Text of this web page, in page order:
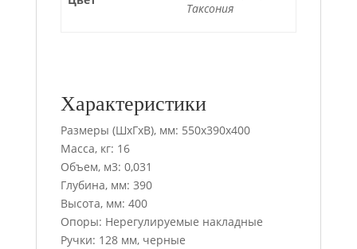
Таксония
Характеристики
Размеры (ШхГхВ), мм: 550х390х400
Масса, кг: 16
Объем, м3: 0,031
Глубина, мм: 390
Высота, мм: 400
Опоры: Нерегулируемые накладные
Ручки: 128 мм, черные